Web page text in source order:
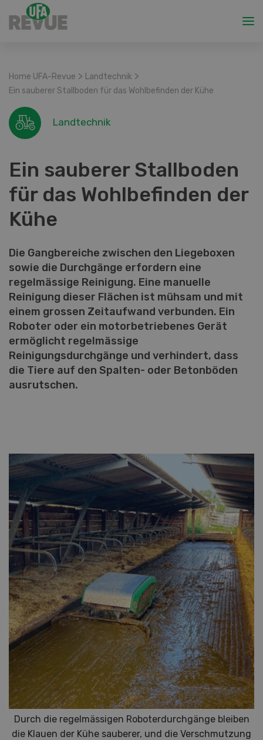
Home UFA-Revue > Landtechnik >
Ein sauberer Stallboden für das Wohlbefinden der Kühe
Landtechnik
Ein sauberer Stallboden
für das Wohlbefinden der
Kühe
Die Gangbereiche zwischen den Liegeboxen
sowie die Durchgänge erfordern eine
regelmässige Reinigung. Eine manuelle
Reinigung dieser Flächen ist mühsam und mit
einem grossen Zeitaufwand verbunden. Ein
Roboter oder ein motorbetriebenes Gerät
ermöglicht regelmässige
Reinigungsdurchgänge und verhindert, dass
die Tiere auf den Spalten- oder Betonböden
ausrutschen.
Durch die regelmässigen Roboterdurchgänge bleiben
die Klauen der Kühe sauberer, und die Verschmutzung